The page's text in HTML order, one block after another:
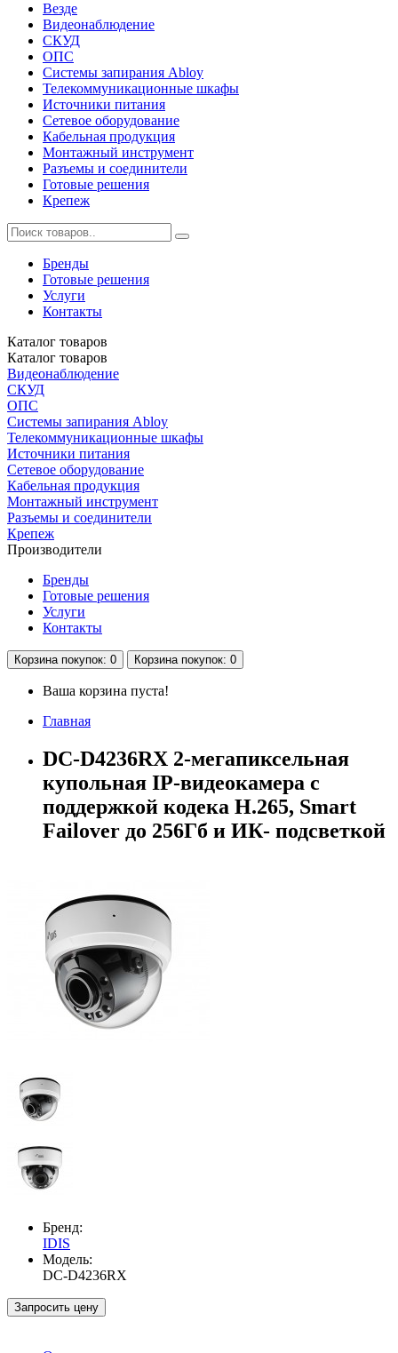
Везде
Видеонаблюдение
СКУД
ОПС
Системы запирания Abloy
Телекоммуникационные шкафы
Источники питания
Сетевое оборудование
Кабельная продукция
Монтажный инструмент
Разъемы и соединители
Готовые решения
Крепеж
Бренды
Готовые решения
Услуги
Контакты
Каталог товаров
Каталог товаров
Видеонаблюдение
СКУД
ОПС
Системы запирания Abloy
Телекоммуникационные шкафы
Источники питания
Сетевое оборудование
Кабельная продукция
Монтажный инструмент
Разъемы и соединители
Крепеж
Производители
Бренды
Готовые решения
Услуги
Контакты
Корзинапокупок: 0 Корзинапокупок: 0
Ваша корзина пуста!
Главная
DC-D4236RX 2-мегапиксельная
купольная IP-видеокамера с
поддержкой кодека H.265, Smart
Failover до 256Гб и ИК- подсветкой
Бренд:
IDIS
Модель:
DC-D4236RX
Запросить цену